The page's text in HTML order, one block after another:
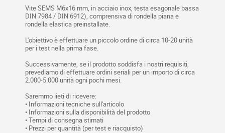
Vite SEMS M6x16 mm, in acciaio inox, testa esagonale bassa
DIN 7984 / DIN 6912), comprensiva di rondella piana e
rondella elastica preinstallate.
L'obiettivo è effettuare un piccolo ordine di circa 10-20 unità
per i test nella prima fase.
Successivamente, se il prodotto soddisfa i nostri requisiti,
prevediamo di effettuare ordini seriali per un importo di circa
2.000-5.000 unità ogni pochi mesi.
Saremmo lieti di ricevere:
• Informazioni tecniche sull'articolo
• Informazioni sulla disponibilità del prodotto
• Tempi di consegna stimati
• Prezzi per quantità (per test e riacquisto)